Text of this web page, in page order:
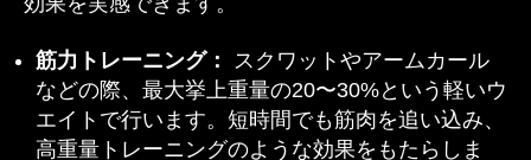
筋力トレーニング：
スクワットやアームカール
などの際、最大挙上重量の20〜30%という軽いウ
エイトで行います。短時間でも筋肉を追い込み、
高重量トレーニングのような効果をもたらしま